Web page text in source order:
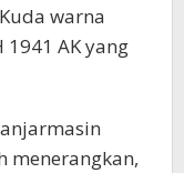
warna
AK yang
menerangkan,